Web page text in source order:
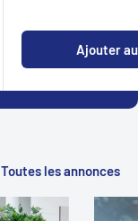
Ajouter
Toutes les annonces